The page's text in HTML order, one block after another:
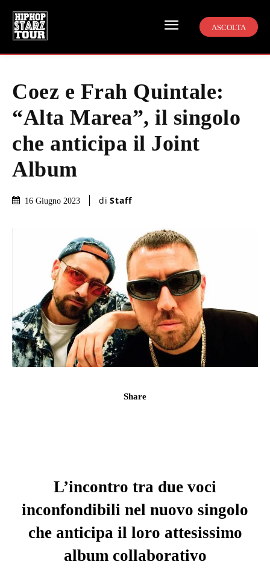
ASCOLTA
Coez e Frah Quintale:
“Alta Marea”, il singolo
che anticipa il Joint
Album
16 Giugno 2023 di Staff
Share
L’incontro tra due voci
inconfondibili nel nuovo singolo
che anticipa il loro attesissimo
album collaborativo